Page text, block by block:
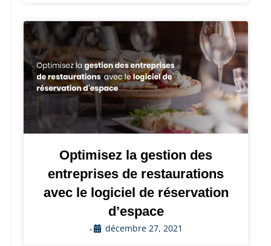
Optimisez la gestion des
entreprises de restaurations
avec le logiciel de réservation
d’espace
• décembre 27, 2021